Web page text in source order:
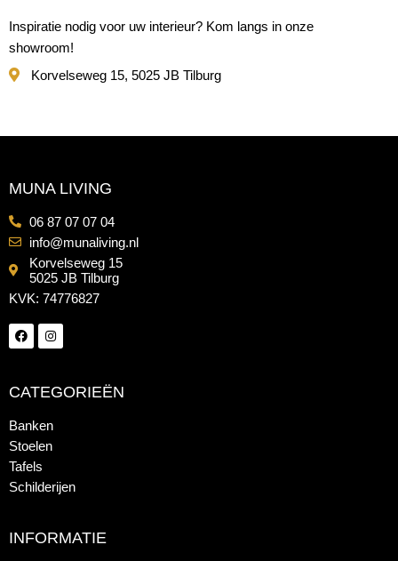
Inspiratie nodig voor uw interieur? Kom langs in onze
showroom!
Korvelseweg 15, 5025 JB Tilburg
MUNA LIVING
06 87 07 07 04
info@munaliving.nl
Korvelseweg 15
5025 JB Tilburg
KVK: 74776827
CATEGORIEËN
Banken
Stoelen
Tafels
Schilderijen
INFORMATIE